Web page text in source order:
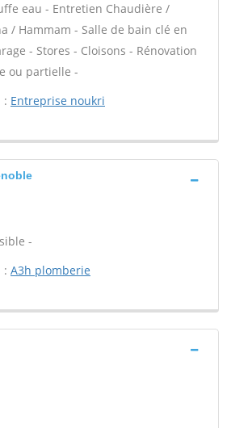
eau - Entretien Chaudière /
/ Hammam - Salle de bain clé en
- Stores - Cloisons - Rénovation
ou partielle -
: Entreprise noukri
-
: A3h plomberie